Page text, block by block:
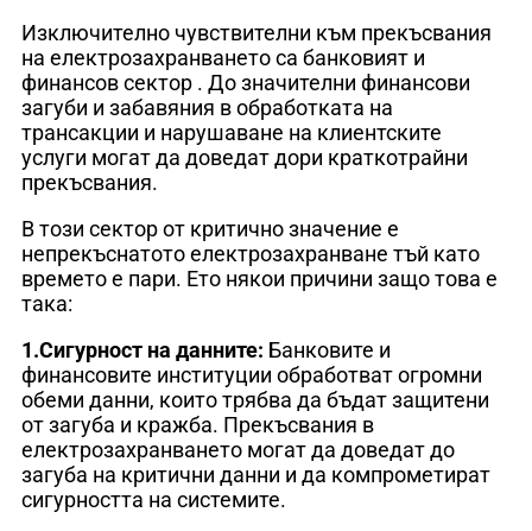
Изключително чувствителни към прекъсвания
на електрозахранването са банковият и
финансов сектор . До значителни финансови
загуби и забавяния в обработката на
трансакции и нарушаване на клиентските
услуги могат да доведат дори краткотрайни
прекъсвания.
В този сектор от критично значение е
непрекъснатото електрозахранване тъй като
времето е пари. Ето някои причини защо това е
така:
1.Сигурност на данните: Банковите и
финансовите институции обработват огромни
обеми данни, които трябва да бъдат защитени
от загуба и кражба. Прекъсвания в
електрозахранването могат да доведат до
загуба на критични данни и да компрометират
сигурността на системите.